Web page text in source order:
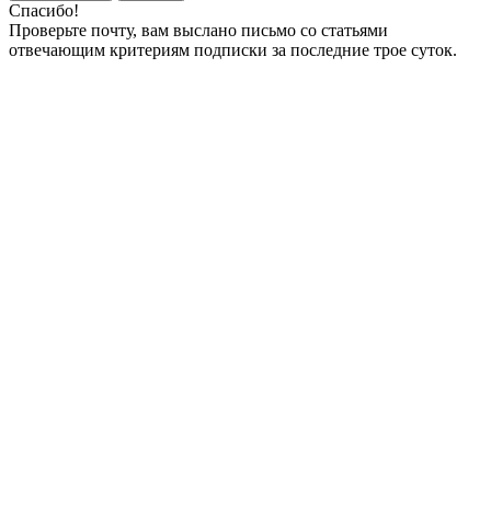
Спасибо!
Проверьте почту, вам выслано письмо со статьями
отвечающим критериям подписки за последние трое суток.